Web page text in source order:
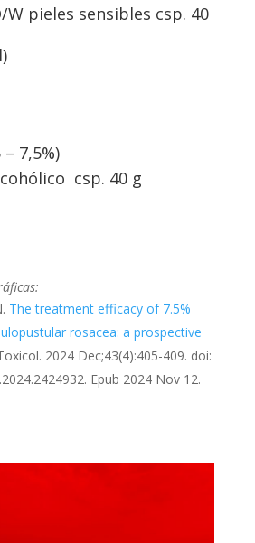
W pieles sensibles csp. 40
7,5%)
csp. 40 g
The treatment efficacy of 7.5%
rosacea: a prospective
2024 Dec;43(4):405-409. doi:
Epub 2024 Nov 12.